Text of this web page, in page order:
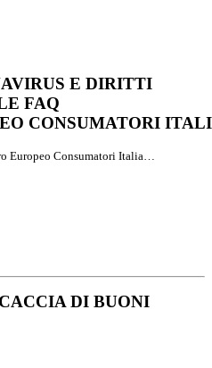
E DIRITTI
FAQ
CONSUMATORI
Europeo Consumatori Italia
DI BUONI